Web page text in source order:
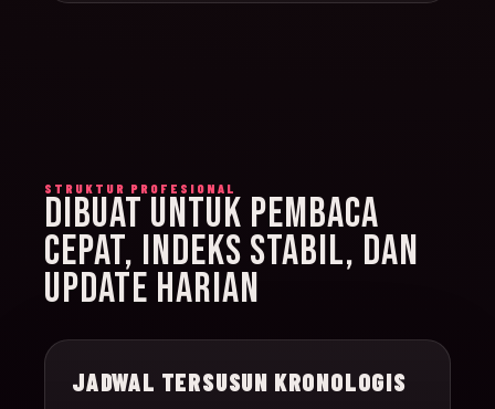
STRUKTUR PROFESIONAL
DIBUAT UNTUK PEMBACA
CEPAT, INDEKS STABIL, DAN
UPDATE HARIAN
JADWAL TERSUSUN KRONOLOGIS